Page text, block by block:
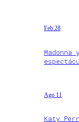
Feb 28
Ago 11
Katy